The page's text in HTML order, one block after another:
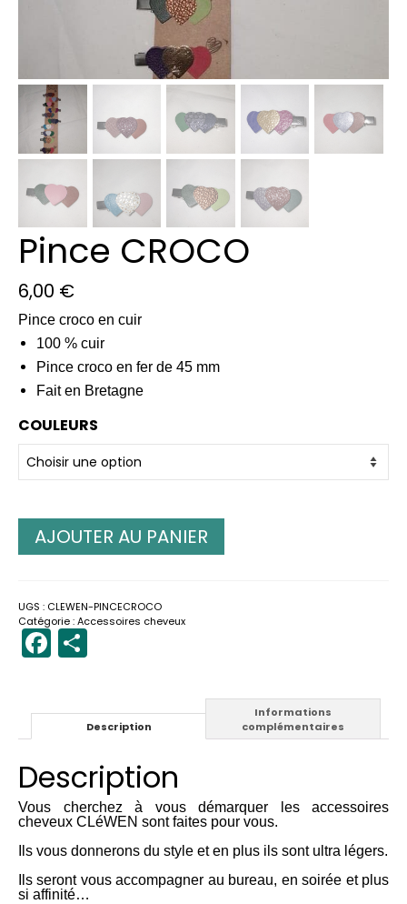
Pince CROCO
6,00 €
Pince croco en cuir
100 % cuir
Pince croco en fer de 45 mm
Fait en Bretagne
COULEURS
AJOUTER AU PANIER
UGS : CLEWEN-PINCECROCO
Catégorie :Accessoires cheveux
Facebook
Description
Informations
complémentaires
Description
Vous cherchez à vous démarquer les accessoires
cheveux CLéWEN sont faites pour vous.
Ils vous donnerons du style et en plus ils sont ultra légers.
Ils seront vous accompagner au bureau, en soirée et plus
si affinité…